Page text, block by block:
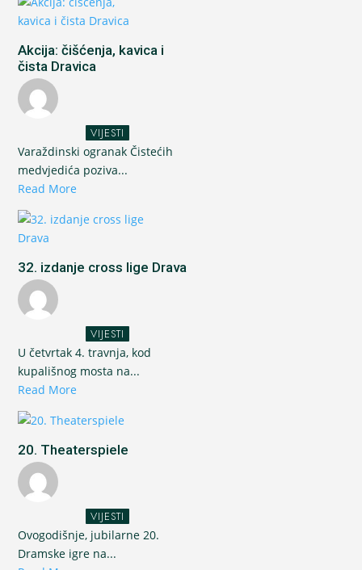
Akcija: čišćenja, kavica i
čista Dravica
VIJESTI
Varaždinski ogranak Čistećih
medvjedića poziva...
Read More
32. izdanje cross lige Drava
VIJESTI
U četvrtak 4. travnja, kod
kupališnog mosta na...
Read More
20. Theaterspiele
VIJESTI
Ovogodišnje, jubilarne 20.
Dramske igre na...